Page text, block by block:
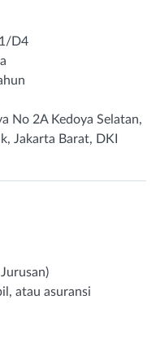
D4
No 2A Kedoya Selatan,
Jakarta Barat, DKI
atau asuransi